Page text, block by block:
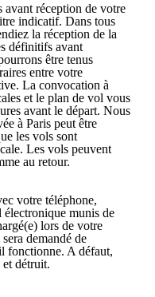
avant réception de votre
indicatif. Dans tous
la réception de la
définitifs avant
être tenus
entre votre
La convocation à
et le plan de vol vous
avant le départ. Nous
à Paris peut être
les vols sont
Les vols peuvent
au retour.
votre téléphone,
électronique munis de
lors de votre
demandé de
fonctionne. A défaut,
détruit.